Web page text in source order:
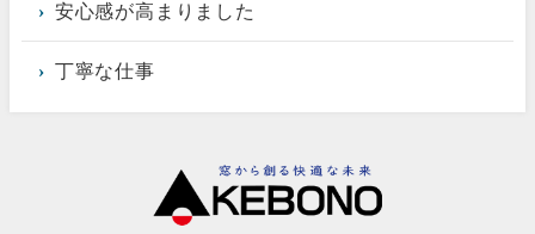
安心感が高まりました
丁寧な仕事